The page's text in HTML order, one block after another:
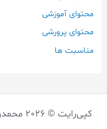
محتوای آموزشی
محتوای پرورشی
مناسبت ها
کپی‌رایت © 2026 محمدرضا رادنوش | قدرت گرفته توسط